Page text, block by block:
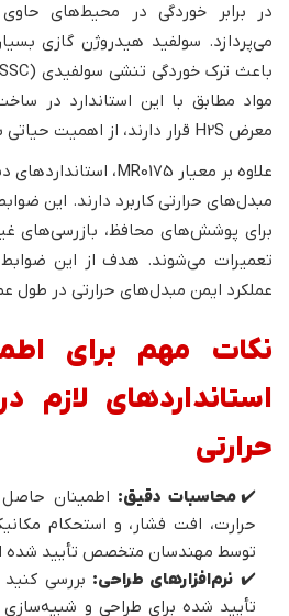
می‌پردازد. سولفید هیدروژن گازی
مواد مطابق با این استاندارد در
معرض H2S قرار دارند، از اهمیت حیاتی برخوردار است.
مبدل‌های حرارتی کاربرد دارند. این
تعمیرات می‌شوند. هدف از این
عملکرد ایمن مبدل‌های حرارتی در طول
نکات مهم برای
استانداردهای
حرارتی
✔️محاسبات دقیق: اطمینان
حرارت، افت فشار، و استحکام
توسط مهندسان متخصص تأیید شده
✔️نرم‌افزارهای طراحی: بررسی کنید
تأیید شده برای طراحی و